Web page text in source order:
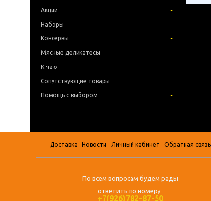
Акции
Наборы
Консервы
Мясные деликатесы
К чаю
Сопутствующие товары
Помощь с выбором
Доставка Новости Личный кабинет Обратная связь
По всем вопросам будем рады
ответить по номеру
+7(926)782-87-50